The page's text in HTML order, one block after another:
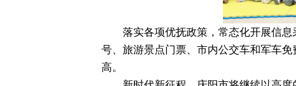
落实各项优抚政策，常态化开展信
号、旅游景点门票、市内公交车和军车
高。